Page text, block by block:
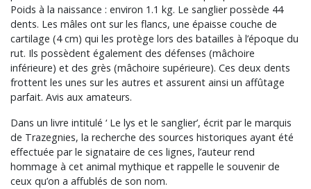
Poids à la naissance : environ 1.1 kg. Le sanglier possède 44
dents. Les mâles ont sur les flancs, une épaisse couche de
cartilage (4 cm) qui les protège lors des batailles à l’époque du
rut. Ils possèdent également des défenses (mâchoire
inférieure) et des grès (mâchoire supérieure). Ces deux dents
frottent les unes sur les autres et assurent ainsi un affûtage
parfait. Avis aux amateurs.
Dans un livre intitulé ‘ Le lys et le sanglier’, écrit par le marquis
de Trazegnies, la recherche des sources historiques ayant été
effectuée par le signataire de ces lignes, l’auteur rend
hommage à cet animal mythique et rappelle le souvenir de
ceux qu’on a affublés de son nom.